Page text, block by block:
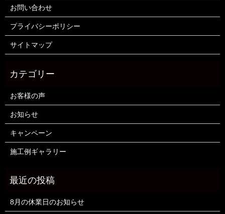
お問い合わせ
プライバシーポリシー
サイトマップ
お客様の声
お知らせ
キャンペーン
施工例ギャラリー
8月の休業日のお知らせ